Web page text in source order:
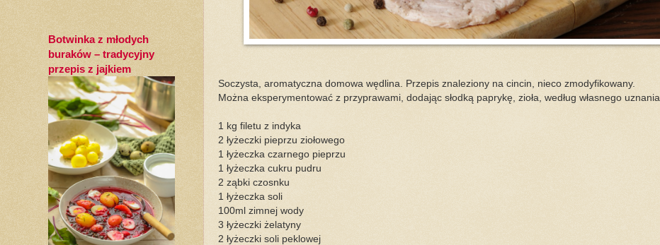
Soczysta, aromatyczna domowa wędlina. Przepis znaleziony na cincin, nieco zmodyfikowany.
Można eksperymentować z przyprawami, dodając słodką paprykę, zioła, według własnego uznania.
1 kg filetu z indyka
2 łyżeczki pieprzu ziołowego
1 łyżeczka czarnego pieprzu
1 łyżeczka cukru pudru
2 ząbki czosnku
1 łyżeczka soli
100ml zimnej wody
3 łyżeczki żelatyny
2 łyżeczki soli peklowej
Botwinka z młodych
buraków – tradycyjny
przepis z jajkiem